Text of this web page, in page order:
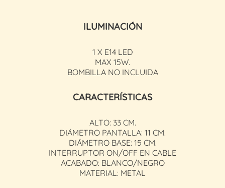
ILUMINACIÓN
1 X E14 LED
MAX 15W.
BOMBILLA NO INCLUIDA
CARACTERÍSTICAS
ALTO: 33 CM.
DIÁMETRO PANTALLA: 11 CM.
DIÁMETRO BASE: 15 CM.
INTERRUPTOR ON/OFF EN CABLE
ACABADO: BLANCO/NEGRO
MATERIAL: METAL